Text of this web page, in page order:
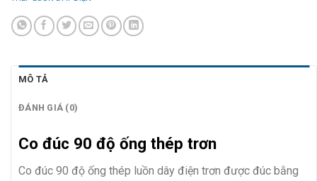
MÔ TẢ
ĐÁNH GIÁ (0)
Co đúc 90 độ ống thép trơn
Co đúc 90 độ ống thép luồn dây điện trơn được đúc bằng